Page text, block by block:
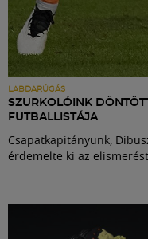
LABDARÚGÁS
SZURKOLÓINK
FUTBALLISTÁJA
Csapatkapitányunk,
érdemelte ki az